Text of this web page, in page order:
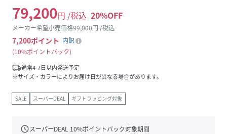
79,200円 /税込 20%OFF
メーカー希望小売価格99,000円 /税込
7,200ポイント 内訳
10%ポイントバック
local_shipping通常4-7日以内発送予定
※サイズ・カラーによりお届け日が異なる場合があります。
SALE スーパーDEAL ギフトラッピング対象
scheduleスーパーDEAL 10%ポイントバック対象期間